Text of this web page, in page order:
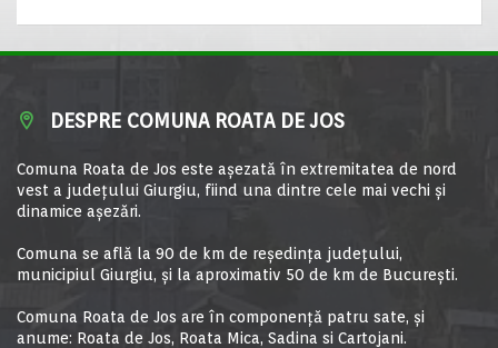
DESPRE COMUNA ROATA DE JOS
Comuna Roata de Jos este aşezată în extremitatea de nord
vest a judeţului Giurgiu, fiind una dintre cele mai vechi şi
dinamice aşezări.
Comuna se află la 90 de km de reşedinţa judeţului,
municipiul Giurgiu, şi la aproximativ 50 de km de Bucureşti.
Comuna Roata de Jos are în componență patru sate, și
anume: Roata de Jos, Roata Mica, Sadina si Cartojani.